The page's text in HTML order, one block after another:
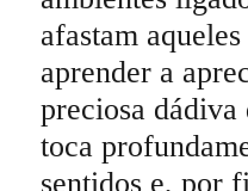
afastam
aprender a
preciosa
toca
sentidos e, por